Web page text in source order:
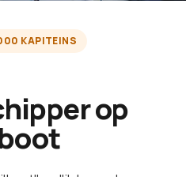
KAPITEINS
op